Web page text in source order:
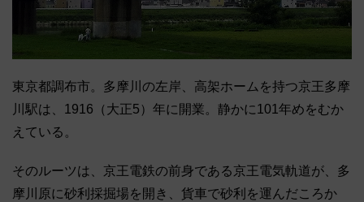
東京都調布市。多摩川の左岸、高架ホームを持つ京王多摩
川駅は、1916（大正5）年に開業。静かに101年めをむか
えている。
そのルーツは、京王電鉄の前身である京王電気軌道が、多
摩川原に砂利採掘場を開き、貨車で砂利を運んだころか